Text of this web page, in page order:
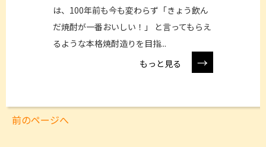
は、100年前も今も変わらず「きょう飲ん
だ焼酎が一番おいしい！」 と言ってもらえ
るような本格焼酎造りを目指...
もっと見る
→
前のページへ